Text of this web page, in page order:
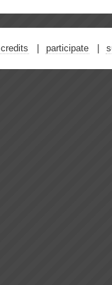
credits participate